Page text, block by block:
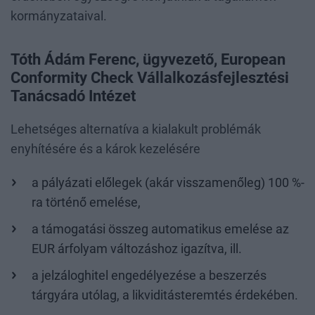
kormányzataival.
Tóth Ádám Ferenc, ügyvezető, European
Conformity Check Vállalkozásfejlesztési
Tanácsadó Intézet
Lehetséges alternatíva a kialakult problémák
enyhítésére és a károk kezelésére
a pályázati előlegek (akár visszamenőleg) 100 %-
ra történő emelése,
a támogatási összeg automatikus emelése az
EUR árfolyam változáshoz igazítva, ill.
a jelzáloghitel engedélyezése a beszerzés
tárgyára utólag, a likviditásteremtés érdekében.